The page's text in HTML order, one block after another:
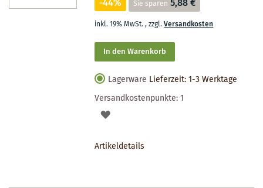
-44% Sie sparen 5,88 €
inkl. 19% MwSt.,zzgl.Versandkosten
In den Warenkorb
Lagerware Lieferzeit: 1-3 Werktage
Versandkostenpunkte:1
AUF
Artikeldetails